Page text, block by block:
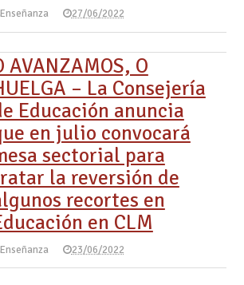
Enseñanza 27/06/2022
AVANZAMOS, O
– La Consejería
Educación anuncia
en julio convocará
sectorial para
la reversión de
recortes en
en CLM
Enseñanza 23/06/2022